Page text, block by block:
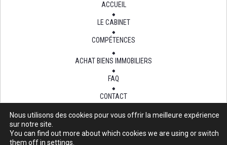
ACCUEIL
LE CABINET
COMPÉTENCES
ACHAT BIENS IMMOBILIERS
FAQ
CONTACT
Site mis à jour au 15 Oct 2015
Nous utilisons des cookies pour vous offrir la meilleure expérience
sur notre site.
You can find out more about which cookies we are using or switch
them off in settings